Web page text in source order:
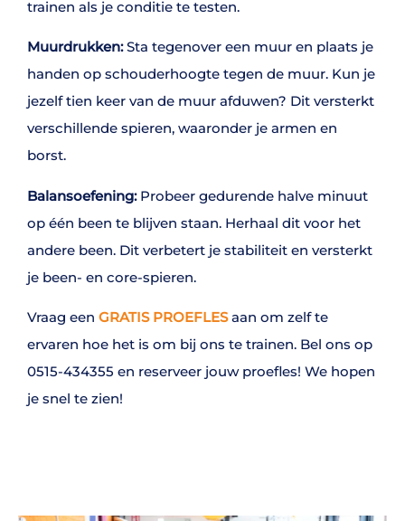
trainen als je conditie te testen.
Muurdrukken:Sta tegenover een muur en plaats je
handen op schouderhoogte tegen de muur. Kun je
jezelf tien keer van de muur afduwen? Dit versterkt
verschillende spieren, waaronder je armen en
borst.
Balansoefening: Probeer gedurende halve minuut
op één been te blijven staan. Herhaal dit voor het
andere been. Dit verbetert je stabiliteit en versterkt
je been- en core-spieren.
Vraag een GRATIS PROEFLESaan om zelf te
ervaren hoe het is om bij ons te trainen. Bel ons op
0515-434355 en reserveer jouw proefles! We hopen
je snel te zien!